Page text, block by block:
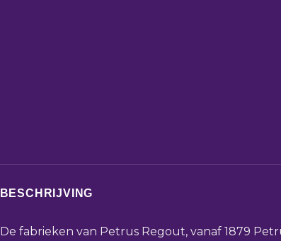
BESCHRIJVING
De fabrieken van Petrus Regout, vanaf 1879